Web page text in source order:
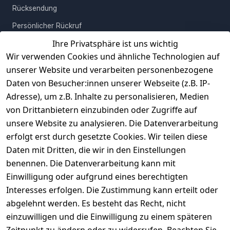
Ihre Privatsphäre ist uns wichtig
Wir verwenden Cookies und ähnliche Technologien auf
unserer Website und verarbeiten personenbezogene
Daten von Besucher:innen unserer Webseite (z.B. IP-
Adresse), um z.B. Inhalte zu personalisieren, Medien
von Drittanbietern einzubinden oder Zugriffe auf
unsere Website zu analysieren. Die Datenverarbeitung
erfolgt erst durch gesetzte Cookies. Wir teilen diese
Daten mit Dritten, die wir in den Einstellungen
benennen. Die Datenverarbeitung kann mit
Einwilligung oder aufgrund eines berechtigten
Interesses erfolgen. Die Zustimmung kann erteilt oder
abgelehnt werden. Es besteht das Recht, nicht
einzuwilligen und die Einwilligung zu einem späteren
Rücksendung
Persönlicher Rückruf
Erfahrungen
Vertrag widerrufen
INFORMATIONEN
Widerrufsrecht
Datenschutz
Unser Unternehmen
Charity & Wohltätigkeit